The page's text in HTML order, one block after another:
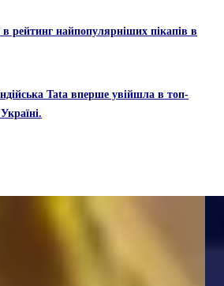
рейтинг найпопулярніших пікапів в
Tata вперше увійшла в топ-